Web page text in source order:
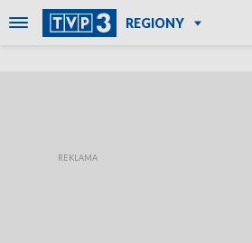
REGIONY